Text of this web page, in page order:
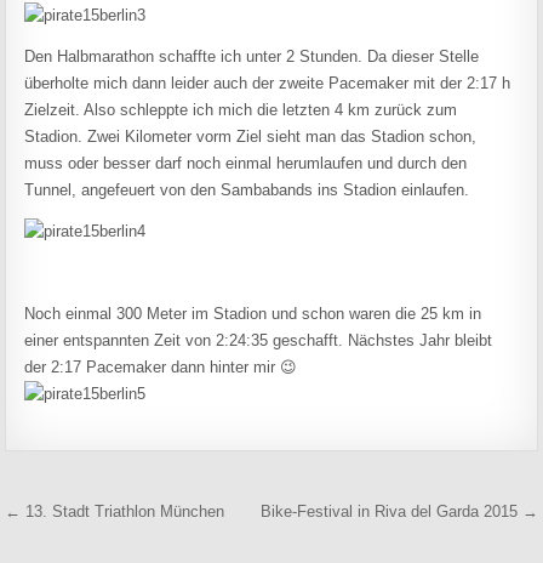
Den Halbmarathon schaffte ich unter 2 Stunden. Da dieser Stelle
überholte mich dann leider auch der zweite Pacemaker mit der 2:17 h
Zielzeit. Also schleppte ich mich die letzten 4 km zurück zum
Stadion. Zwei Kilometer vorm Ziel sieht man das Stadion schon,
muss oder besser darf noch einmal herumlaufen und durch den
Tunnel, angefeuert von den Sambabands ins Stadion einlaufen.
Noch einmal 300 Meter im Stadion und schon waren die 25 km in
einer entspannten Zeit von 2:24:35 geschafft. Nächstes Jahr bleibt
der 2:17 Pacemaker dann hinter mir 😉
Beitragsnavigation
← 13. Stadt Triathlon München Bike-Festival in Riva del Garda 2015 →